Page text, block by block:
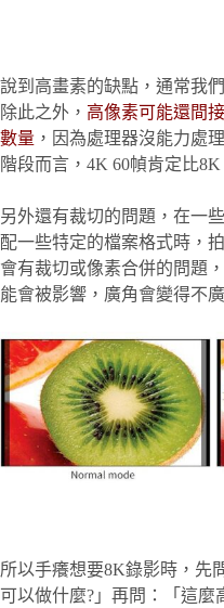
說到高畫素的缺點，通常我
除此之外， 高像素可能還間
數量 ，因為處理器沒能力處
階段而言，4K 60幀肯定比8K
另外還有裁切的問題，在一
配一些特定的檔案格式時，
會有裁切或像素合併的問題
能會被影響，廣角會變得不廣
所以手癢想要8K錄影時，先
可以做什麼?」再問：「這麼